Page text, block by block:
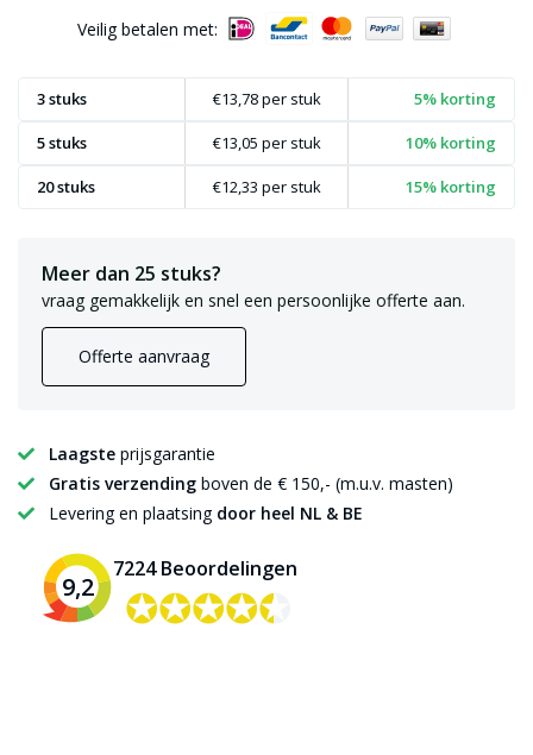
Veilig betalen met:
3 stuks €13,78per stuk 5% korting
5 stuks €13,05 per stuk 10% korting
20 stuks €12,33 per stuk 15% korting
Meer dan 25 stuks?
vraag gemakkelijk en snel een persoonlijke offerte aan.
Offerte aanvraag
Laagste prijsgarantie
Gratis verzending boven de € 150,- (m.u.v. masten)
Levering en plaatsing door heel NL & BE
9,2
7224 Beoordelingen
✪✪✪✪✪
✪✪✪✪✪